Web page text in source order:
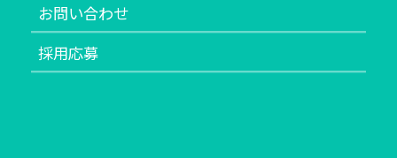
お問い合わせ
採用応募